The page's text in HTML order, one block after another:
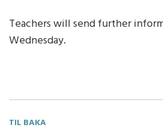
Teachers will send further
Wednesday.
TIL BAKA